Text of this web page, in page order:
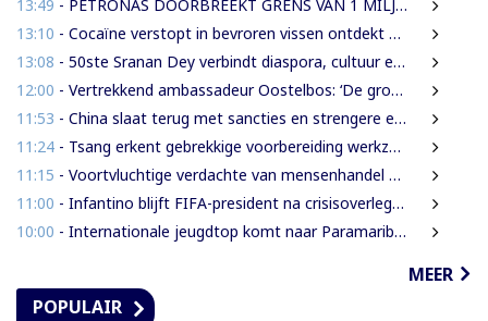
13:49 - PETRONAS DOORBREEKT GRENS VAN 1 MILJARD VATEN IN BLOK 52 | WAT BETEKENT DEZE MIJLPAAL VOOR DE SURINAAMSE ECONOMIE?
13:10 - Cocaïne verstopt in bevroren vissen ontdekt bij douanecontrole
13:08 - 50ste Sranan Dey verbindt diaspora, cultuur en ondernemerschap in New York
12:00 - Vertrekkend ambassadeur Oostelbos: ‘De grootste rijkdom van Suriname zijn de mensen’
11:53 - China slaat terug met sancties en strengere exportregels in handelsconflict met VS
11:24 - Tsang erkent gebrekkige voorbereiding werkzaamheden Domineestraat
11:15 - Voortvluchtige verdachte van mensenhandel uitgeleverd door Guyana
11:00 - Infantino blijft FIFA-president na crisisoverleg en biedt excuses aan
10:00 - Internationale jeugdtop komt naar Paramaribo voor BAITALI COTECC U14 Tennis Cup
MEER
POPULAIR